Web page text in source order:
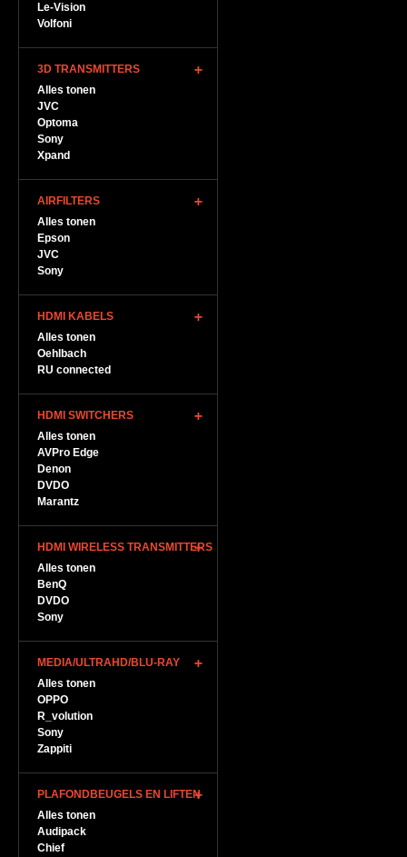
Le-Vision
Volfoni
3D TRANSMITTERS
Alles tonen
JVC
Optoma
Sony
Xpand
AIRFILTERS
Alles tonen
Epson
JVC
Sony
HDMI KABELS
Alles tonen
Oehlbach
RU connected
HDMI SWITCHERS
Alles tonen
AVPro Edge
Denon
DVDO
Marantz
HDMI WIRELESS TRANSMITTERS
Alles tonen
BenQ
DVDO
Sony
MEDIA/ULTRAHD/BLU-RAY
Alles tonen
OPPO
R_volution
Sony
Zappiti
PLAFONDBEUGELS EN LIFTEN
Alles tonen
Audipack
Chief